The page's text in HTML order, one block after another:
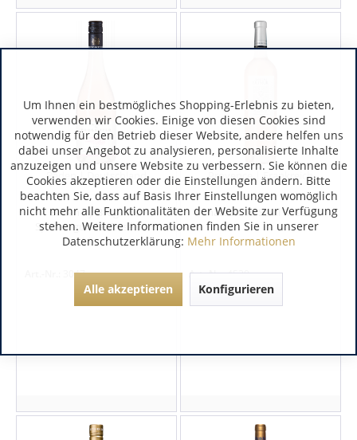
Baden | Deutschland
Baden by Brogsitter
Spätburgunder Rosé vom
Löss...
3047
Provence | Frankreich
Château du Seuil Rosé AC
Art.-Nr.:4530
Um Ihnen ein bestmögliches Shopping-Erlebnis zu bieten,
verwenden wir Cookies. Einige von diesen Cookies sind
notwendig für den Betrieb dieser Website, andere helfen uns
dabei unser Angebot zu analysieren, personalisierte Inhalte
anzuzeigen und unsere Website zu verbessern. Sie können die
Cookies akzeptieren oder die Einstellungen ändern. Bitte
beachten Sie, dass auf Basis Ihrer Einstellungen womöglich
nicht mehr alle Funktionalitäten der Website zur Verfügung
stehen. Weitere Informationen finden Sie in unserer
Datenschutzerklärung: Mehr Informationen
Alle akzeptieren Konfigurieren